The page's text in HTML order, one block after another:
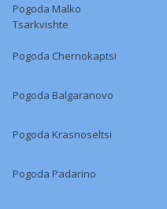
Pogoda Malko
Tsarkvishte
Pogoda Chernokaptsi
Pogoda Balgaranovo
Pogoda Krasnoseltsi
Pogoda Padarino